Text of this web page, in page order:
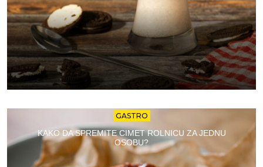
GASTRO
KAKO DA SPREMITE CIMET ROLNICU ZA JEDNU
OSOBU?